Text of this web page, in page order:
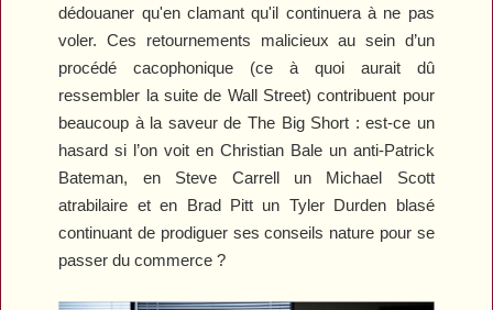
dédouaner qu'en clamant qu'il continuera à ne pas
voler. Ces retournements malicieux au sein d’un
procédé cacophonique (ce à quoi aurait dû
ressembler la suite de Wall Street) contribuent pour
beaucoup à la saveur de The Big Short : est-ce un
hasard si l’on voit en Christian Bale un anti-Patrick
Bateman, en Steve Carrell un Michael Scott
atrabilaire et en Brad Pitt un Tyler Durden blasé
continuant de prodiguer ses conseils nature pour se
passer du commerce ?